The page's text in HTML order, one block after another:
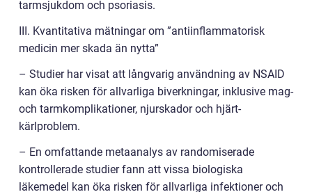
tarmsjukdom och psoriasis.
III. Kvantitativa mätningar om ”antiinflammatorisk
medicin mer skada än nytta”
– Studier har visat att långvarig användning av NSAID
kan öka risken för allvarliga biverkningar, inklusive mag-
och tarmkomplikationer, njurskador och hjärt-
kärlproblem.
– En omfattande metaanalys av randomiserade
kontrollerade studier fann att vissa biologiska
läkemedel kan öka risken för allvarliga infektioner och